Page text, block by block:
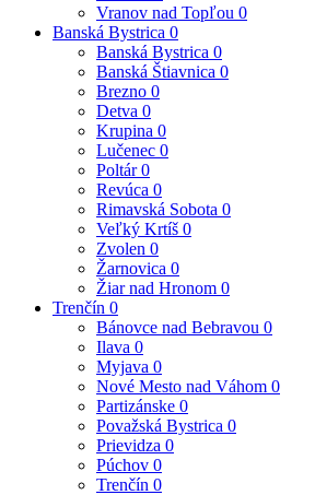
Vranov nad Topľou 0
Banská Bystrica 0
Banská Bystrica 0
Banská Štiavnica 0
Brezno 0
Detva 0
Krupina 0
Lučenec 0
Poltár0
Revúca 0
Rimavská Sobota 0
Veľký Krtíš 0
Zvolen 0
Žarnovica 0
Žiar nad Hronom 0
Trenčín 0
Bánovce nad Bebravou 0
Ilava 0
Myjava 0
Nové Mesto nad Váhom 0
Partizánske 0
Považská Bystrica 0
Prievidza 0
Púchov 0
Trenčín 0